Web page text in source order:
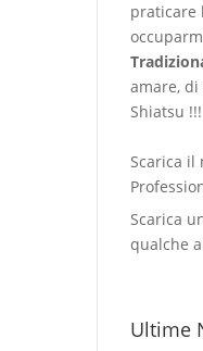
praticare
amare,
Shiatsu !!!
Scarica il
Scarica
qualche
Ultime